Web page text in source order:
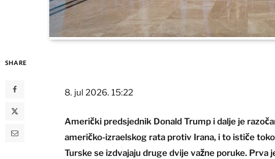
SHARE
8. jul 2026. 15:22
Američki predsjednik Donald Trump i dalje je
američko-izraelskog rata protiv Irana, i to ističe
Turske se izdvajaju druge dvije važne poruke. Prva